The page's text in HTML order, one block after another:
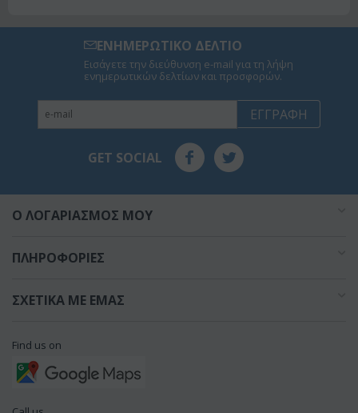
ΕΝΗΜΕΡΩΤΙΚΟ ΔΕΛΤΙΟ
Εισάγετε την διεύθυνση e-mail για τη λήψη
ενημερωτικών δελτίων και προσφορών.
ΕΓΓΡΑΦΉ
GET SOCIAL
O ΛΟΓΑΡΙΑΣΜΌΣ ΜΟΥ
ΠΛΗΡΟΦΟΡΊΕΣ
ΣΧΕΤΙΚΆ ΜΕ ΕΜΆΣ
Find us on